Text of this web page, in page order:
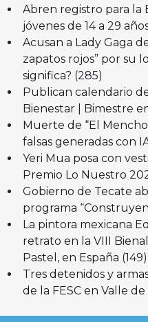
Abren registro para la
jóvenes de 14 a 29
Acusan a Lady Gaga
zapatos rojos” por su
significa? (285)
Publican calendario
Bienestar | Bimestre
Muerte de “El
falsas generadas con
Yeri Mua posa con
Premio Lo Nuestro
Gobierno de Tecate
programa
La pintora mexicana
retrato en la VIII
Pastel, en España (149)
Tres detenidos y
de la FESC en Valle de